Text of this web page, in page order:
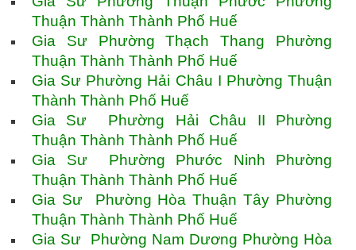
Thuận Thành Thành Phố Huế
Gia Sư Phường Thạch Thang Phường
Thuận Thành Thành Phố Huế
Gia Sư Phường Hải Châu I Phường Thuận
Thành Thành Phố Huế
Gia Sư Phường Hải Châu II Phường
Thuận Thành Thành Phố Huế
Gia Sư Phường Phước Ninh Phường
Thuận Thành Thành Phố Huế
Gia Sư Phường Hòa Thuận Tây Phường
Thuận Thành Thành Phố Huế
Gia Sư Phường Nam Dương Phường Hòa